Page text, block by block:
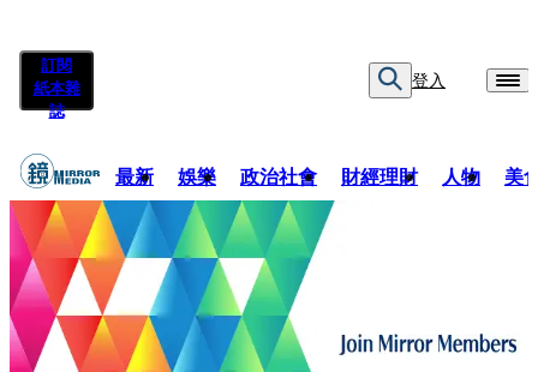
訂閱
紙本雜
誌
登入
最新 娛樂 政治社會 財經理財 人物 美